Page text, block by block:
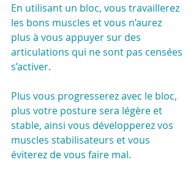
En utilisant un bloc, vous travaillerez
les bons muscles et vous n’aurez
plus à vous appuyer sur des
articulations qui ne sont pas censées
s’activer.
Plus vous progresserez avec le bloc,
plus votre posture sera légère et
stable, ainsi vous développerez vos
muscles stabilisateurs et vous
éviterez de vous faire mal.